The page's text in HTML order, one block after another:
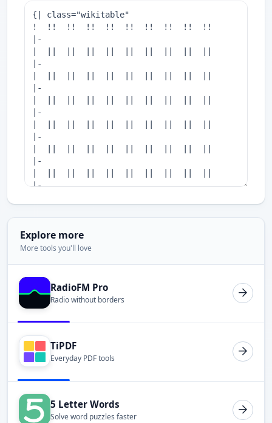
Explore more
More tools you'll love
RadioFM Pro
Radio without borders
TiPDF
Everyday PDF tools
5 Letter Words
Solve word puzzles faster